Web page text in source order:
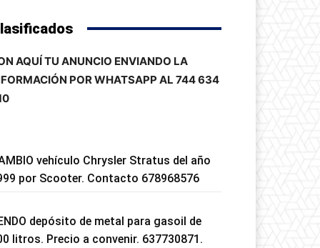
AQUÍ TU ANUNCIO ENVIANDO LA
POR WHATSAPP AL 744 634
vehículo Chrysler Stratus del año
por Scooter. Contacto 678968576
depósito de metal para gasoil de
litros. Precio a convenir. 637730871.